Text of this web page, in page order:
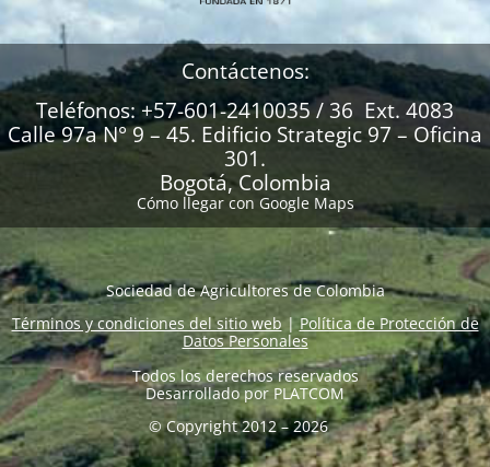
Contáctenos:
Teléfonos: +57-601-2410035 / 36 Ext. 4083
Calle 97a N° 9 – 45. Edificio Strategic 97 – Oficina
301.
Bogotá, Colombia
Cómo llegar con Google Maps
Sociedad de Agricultores de Colombia
Términos y condiciones del sitio web|Política de Protección de
Datos Personales
Todos los derechos reservados
Desarrollado por PLATCOM
© Copyright 2012 – 2026